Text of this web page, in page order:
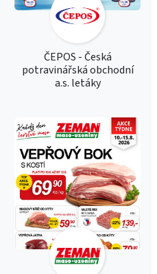
ČEPOS - Česká
potravinářská obchodní
a.s. letáky